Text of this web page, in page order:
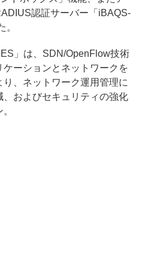
認証サーバー「iBAQS-
。
」は、SDN/OpenFlow技術
ーションとネットワークを
、ネットワーク運用管理に
およびセキュリティの強化